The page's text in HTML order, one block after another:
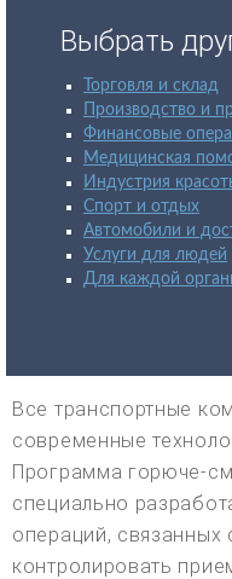
Выбрать
Торговля и склад
Производство и
Финансовые
Медицинская
Индустрия
Спорт и отдых
Автомобили и
Услуги для людей
Для каждой
Все транспортные
современные
Программа горюче-
специально
операций, связанных
контролировать